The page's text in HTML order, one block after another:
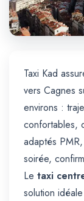
Taxi Kad
vers Cagnes
environs :
confortables,
adaptés
soirée,
Le taxi
solution